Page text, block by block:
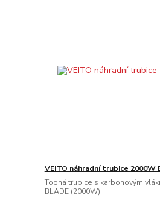
VEITO náhradní trubice 2000W
Topná trubice s karbonovým
BLADE (2000W)